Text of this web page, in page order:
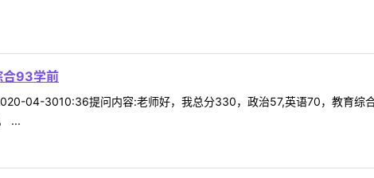
合93学前
04-3010:36提问内容:老师好，我总分330，政治57,英语70，教育综
...